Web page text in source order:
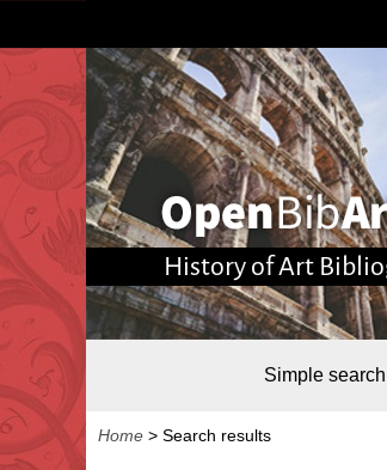
History of Art
Simple search
Home > Search results